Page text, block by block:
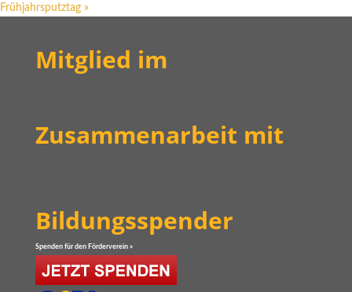
Frühjahrsputztag »
Mitglied im
Zusammenarbeit mit
Bildungsspender
Spenden für den Förderverein »